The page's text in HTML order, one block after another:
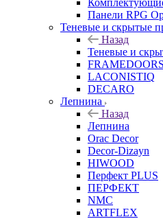
Панели RPG
Теневые и скрытые
Назад
Теневые и
FRAMEDOORS
LACONISTIQ
DECARO
Лепнина
Назад
Лепнина
Orac Decor
Decor-Dizayn
HIWOOD
Перфект PLUS
ПЕРФЕКТ
NMC
ARTFLEX